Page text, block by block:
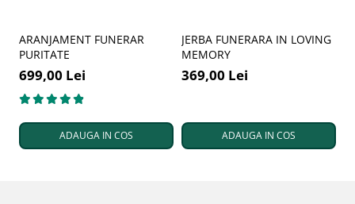
ARANJAMENT FUNERAR
PURITATE
699,00 Lei
ADAUGA IN COS
JERBA FUNERARA IN LOVING
MEMORY
369,00 Lei
ADAUGA IN COS